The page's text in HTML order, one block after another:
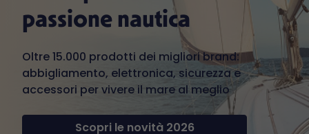
passione nautica
Oltre 15.000 prodotti dei migliori brand:
abbigliamento, elettronica, sicurezza e
accessori per vivere il mare al meglio
Scopri le novità 2026